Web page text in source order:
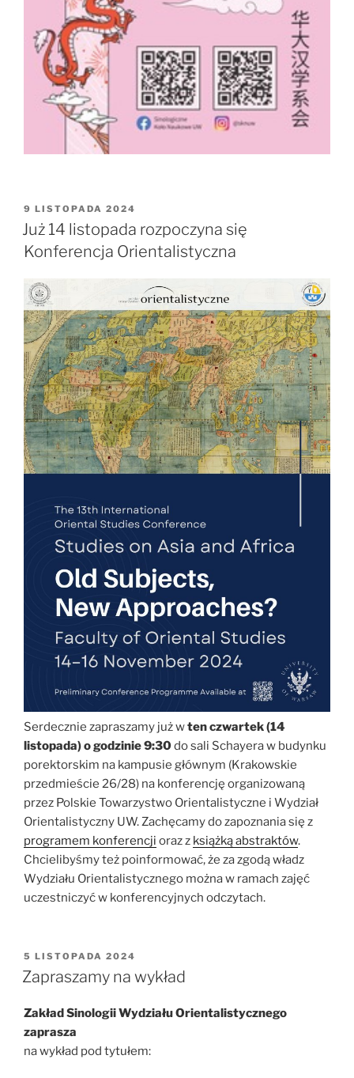
OPUBLIKOWANE
W
9 LISTOPADA 2024
Już 14 listopada rozpoczyna się
Konferencja Orientalistyczna
Serdecznie zapraszamy już wten czwartek (14
listopada) o godzinie 9:30do sali Schayera w budynku
porektorskim na kampusie głównym (Krakowskie
przedmieście 26/28) na konferencję organizowaną
przez Polskie Towarzystwo Orientalistyczne i Wydział
Orientalistyczny UW. Zachęcamy do zapoznania się z
programem konferencji oraz z książką abstraktów.
Chcielibyśmy też poinformować, że za zgodą władz
Wydziału Orientalistycznego można w ramach zajęć
uczestniczyć w konferencyjnych odczytach.
OPUBLIKOWANE
W
5 LISTOPADA 2024
Zapraszamy na wykład
Zakład Sinologii Wydziału Orientalistycznego
zaprasza
na wykład pod tytułem: